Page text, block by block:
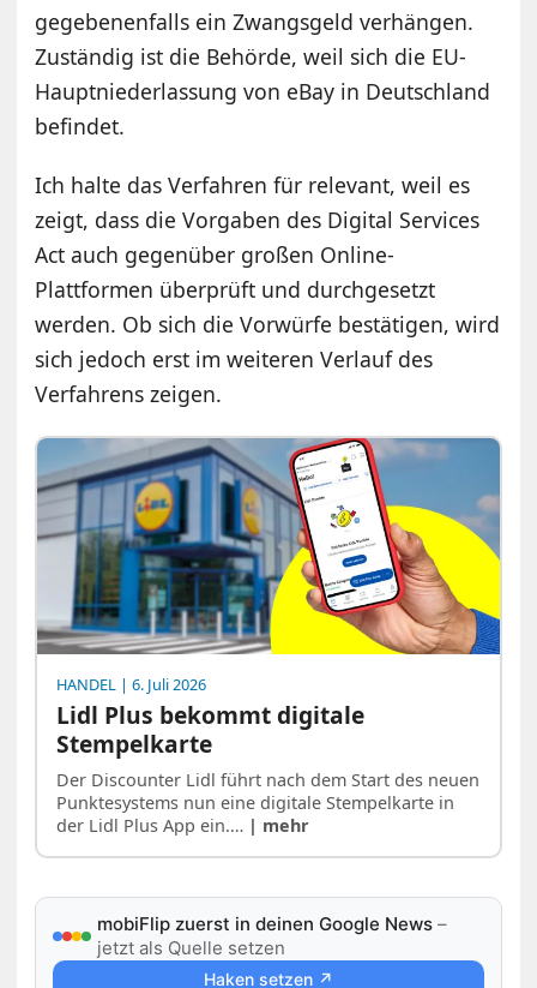
gegebenenfalls ein Zwangsgeld verhängen.
Zuständig ist die Behörde, weil sich die EU-
Hauptniederlassung von eBay in Deutschland
befindet.
Ich halte das Verfahren für relevant, weil es
zeigt, dass die Vorgaben des Digital Services
Act auch gegenüber großen Online-
Plattformen überprüft und durchgesetzt
werden. Ob sich die Vorwürfe bestätigen, wird
sich jedoch erst im weiteren Verlauf des
Verfahrens zeigen.
HANDEL | 6. Juli 2026
Lidl Plus bekommt digitale
Stempelkarte
Der Discounter Lidl führt nach dem Start des neuen
Punktesystems nun eine digitale Stempelkarte in
der Lidl Plus App ein.… | mehr
mobiFlip zuerst in deinen Google News –
jetzt als Quelle setzen
Haken setzen ↗